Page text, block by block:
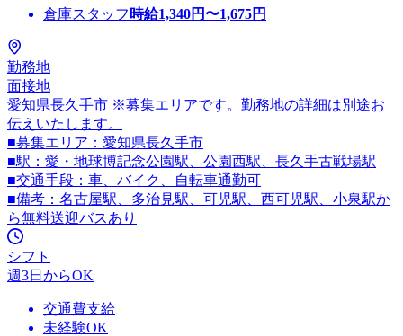
倉庫スタッフ 時給1,340円〜1,675円
勤務地
面接地
愛知県長久手市 ※募集エリアです。勤務地の詳細は別途お
伝えいたします。
■募集エリア：愛知県長久手市
■駅：愛・地球博記念公園駅、公園西駅、長久手古戦場駅
■交通手段：車、バイク、自転車通勤可
■備考：名古屋駅、多治見駅、可児駅、西可児駅、小泉駅か
ら無料送迎バスあり
シフト
週3日からOK
交通費支給
未経験OK